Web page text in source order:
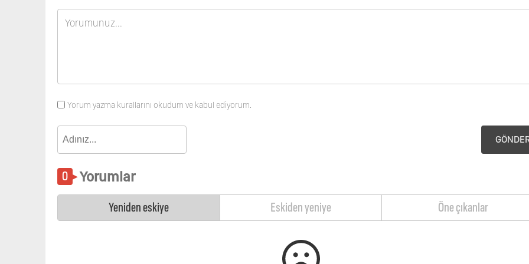
Yorum yazma kurallarını okudum ve kabul ediyorum.
Yorumlar
Yeniden eskiye Eskiden yeniye Öne çıkanlar